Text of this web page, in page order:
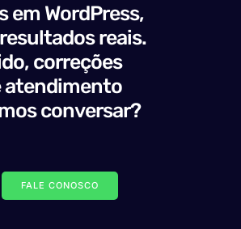
em WordPress,
reais.
correções
atendimento
conversar?
FALE CONOSCO